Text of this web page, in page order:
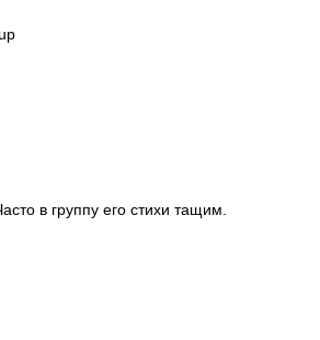
в группу его стихи тащим.